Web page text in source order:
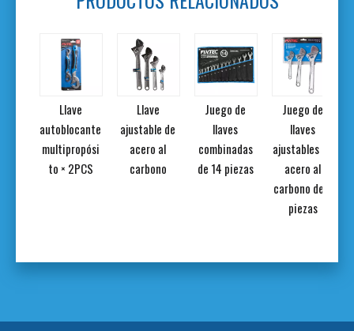
Llave
autoblocante
multipropósi
to × 2PCS
Llave
ajustable de
acero al
carbono
Juego de
llaves
combinadas
de 14 piezas
Juego de
llaves
ajustables de
acero al
carbono de 3
piezas